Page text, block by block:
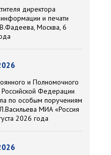
директора
и печати
Москва, 6
и Полномочного
Российской Федерации
по особым поручениям
МИА «Россия
2026 года